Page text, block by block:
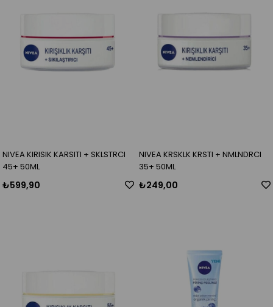
NIVEA KIRISIK KARSITI + SKLSTRCI
45+ 50ML
₺599,90
NIVEA KRSKLK KRSTI + NMLNDRCI
35+ 50ML
₺249,00